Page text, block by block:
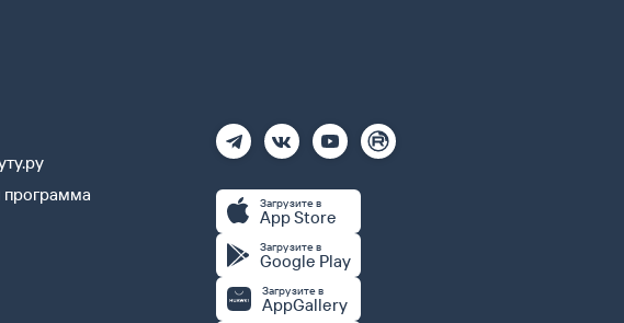
программа
Загрузите в
App Store
Загрузите в
Google Play
Загрузите в
AppGallery